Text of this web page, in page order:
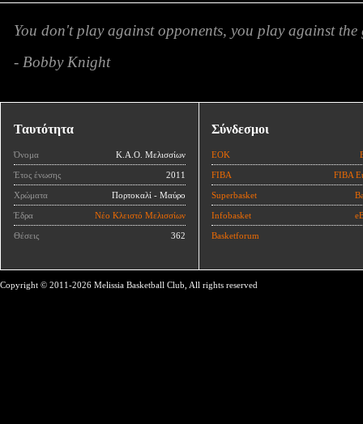
You don't play against opponents, you play against the
- Bobby Knight
Ταυτότητα
Όνομα Κ.Α.Ο. Μελισσίων
Έτος ένωσης 2011
Χρώματα Πορτοκαλί - Μαύρο
Έδρα Νέο Κλειστό Μελισσίων
Θέσεις 362
Σύνδεσμοι
ΕΟΚ
FIBA FIBA
Superbasket
Infobasket
Basketforum
Copyright © 2011-2026 Melissia Basketball Club, All rights reserved